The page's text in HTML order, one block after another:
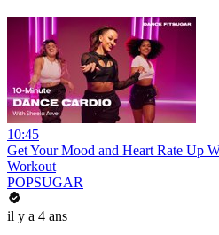
10:45
Get Your Mood and Heart Rate Up
Workout
POPSUGAR
il y a 4 ans